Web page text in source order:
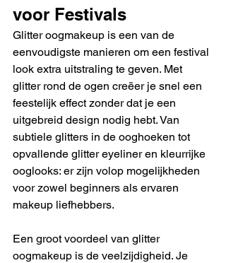
voor Festivals
Glitter oogmakeup is een van de
eenvoudigste manieren om een festival
look extra uitstraling te geven. Met
glitter rond de ogen creëer je snel een
feestelijk effect zonder dat je een
uitgebreid design nodig hebt. Van
subtiele glitters in de ooghoeken tot
opvallende glitter eyeliner en kleurrijke
ooglooks: er zijn volop mogelijkheden
voor zowel beginners als ervaren
makeup liefhebbers.
Een groot voordeel van glitter
oogmakeup is de veelzijdigheid. Je